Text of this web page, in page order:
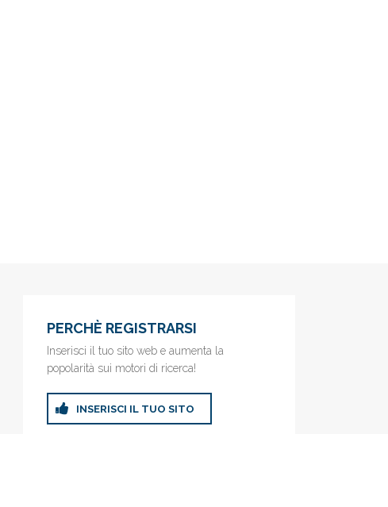
PERCHÈ REGISTRARSI
Inserisci il tuo sito web e aumenta la
popolarità sui motori di ricerca!
INSERISCI IL TUO SITO